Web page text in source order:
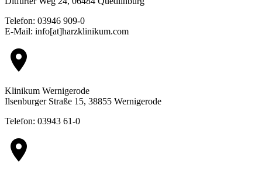
Telefon: 03946 909-0
E-Mail: info[at]harzklinikum.com
location_on
Klinikum Wernigerode
Ilsenburger Straße 15, 38855 Wernigerode
Telefon: 03943 61-0
location_on